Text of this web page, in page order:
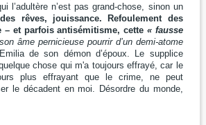
l’adultère n’est pas grand-chose, sinon un
rêves, jouissance. Refoulement des
– et parfois antisémitisme, cette « fausse
âme pernicieuse pourrir d’un demi-atome
de son démon d’époux. Le supplice
chose qui m'a toujours effrayé, car le
plus effrayant que le crime, ne peut
le décadent en moi. Désordre du monde,